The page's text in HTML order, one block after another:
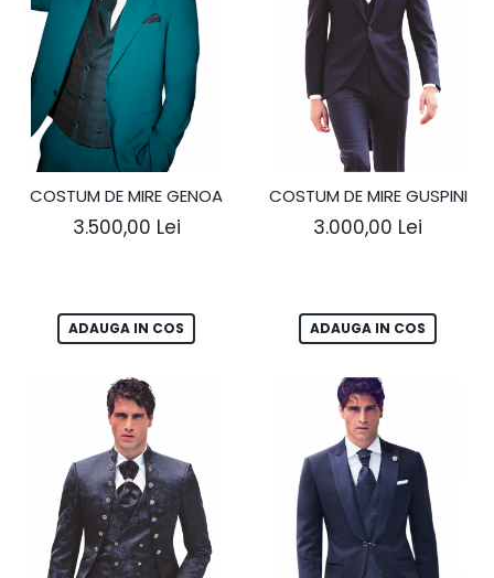
COSTUM DE MIRE GENOA
3.500,00 Lei
ADAUGA IN COS
COSTUM DE MIRE GUSPINI
3.000,00 Lei
ADAUGA IN COS